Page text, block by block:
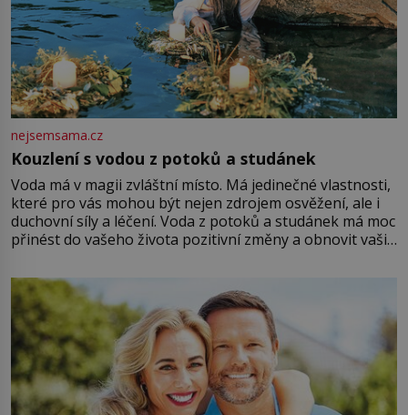
nejsemsama.cz
Kouzlení s vodou z potoků a studánek
Voda má v magii zvláštní místo. Má jedinečné vlastnosti,
které pro vás mohou být nejen zdrojem osvěžení, ale i
duchovní síly a léčení. Voda z potoků a studánek má moc
přinést do vašeho života pozitivní změny a obnovit vaši
můžete obohatit své rituály a přinést do svého života
větší harmonii a klid. Je důležité